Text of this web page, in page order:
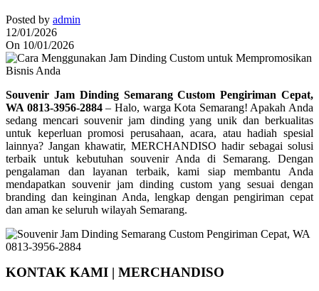
Posted by admin
12/01/2026
On 10/01/2026
Souvenir Jam Dinding Semarang Custom Pengiriman Cepat,
WA 0813-3956-2884– Halo, warga Kota Semarang! Apakah Anda
sedang mencari souvenir jam dinding yang unik dan berkualitas
untuk keperluan promosi perusahaan, acara, atau hadiah spesial
lainnya? Jangan khawatir, MERCHANDISO hadir sebagai solusi
terbaik untuk kebutuhan souvenir Anda di Semarang. Dengan
pengalaman dan layanan terbaik, kami siap membantu Anda
mendapatkan souvenir jam dinding custom yang sesuai dengan
branding dan keinginan Anda, lengkap dengan pengiriman cepat
dan aman ke seluruh wilayah Semarang.
KONTAK KAMI | MERCHANDISO